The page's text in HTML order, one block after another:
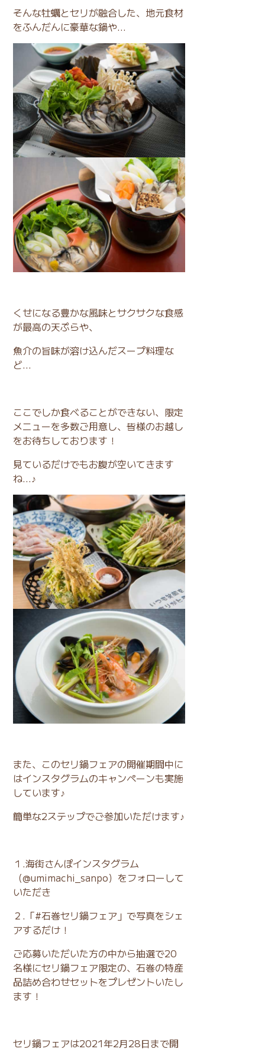
そんな牡蠣とセリが融合した、地元食材
をふんだんに豪華な鍋や...
くせになる豊かな風味とサクサクな食感
が最高の天ぷらや、
魚介の旨味が溶け込んだスープ料理な
ど...
ここでしか食べることができない、限定
メニューを多数ご用意し、皆様のお越し
をお待ちしております！
見ているだけでもお腹が空いてきます
ね...♪
また、このセリ鍋フェアの開催期間中に
はインスタグラムのキャンペーンも実施
しています♪
簡単な2ステップでご参加いただけます♪
１.海街さんぽインスタグラム
（@umimachi_sanpo）をフォローして
いただき
２.「#石巻セリ鍋フェア」で写真をシェ
アするだけ！
ご応募いただいた方の中から抽選で20
名様にセリ鍋フェア限定の、石巻の特産
品詰め合わせセットをプレゼントいたし
ます！
セリ鍋フェアは2021年2月28日まで開